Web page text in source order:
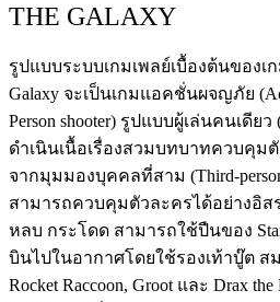
THE GALAXY
รูปแบบระบบเกมเพลย์เบื้องต้นของเก
Galaxy จะเป็นเกมแอคชั่นผจญภัย
Person shooter) รูปแบบผู้เล่นคนเดียว
ดำเนินเนื้อเรื่องสวมบทบาทควบคุม
จากมุมมองบุคคลที่สาม (Third-
สามารถควบคุมตัวละครได้อย่างอิส
หลบ กระโดด สามารถใช้ปืนของ
บินไปในอากาศโดยใช้รองเท้าบู๊ต ส
Rocket Raccoon, Groot และ Drax